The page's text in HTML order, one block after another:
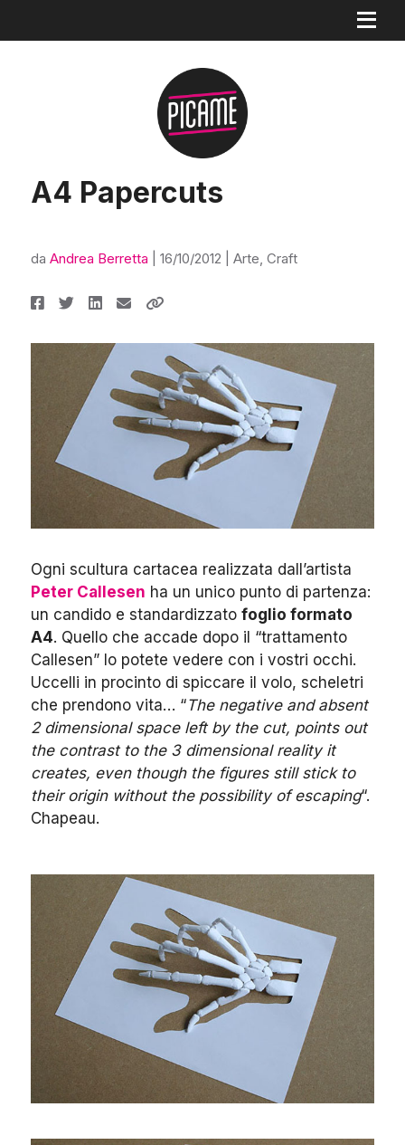
A4 Papercuts
da Andrea Berretta 16/10/2012 Arte, Craft
Ogni scultura cartacea realizzata dall’artista
Peter Callesen ha un unico punto di partenza:
un candido e standardizzato foglio formato
A4. Quello che accade dopo il “trattamento
Callesen” lo potete vedere con i vostri occhi.
Uccelli in procinto di spiccare il volo, scheletri
che prendono vita… “The negative and absent
2 dimensional space left by the cut, points out
the contrast to the 3 dimensional reality it
creates, even though the figures still stick to
their origin without the possibility of escaping“.
Chapeau.